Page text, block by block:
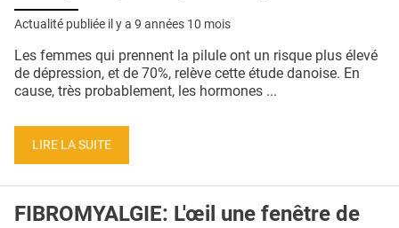
Actualité publiée il y a 9 années 10 mois
Les femmes qui prennent la pilule ont un risque plus élevé
de dépression, et de 70%, relève cette étude danoise. En
cause, très probablement, les hormones ...
LIRE LA SUITE
FIBROMYALGIE: L'œil une fenêtre de